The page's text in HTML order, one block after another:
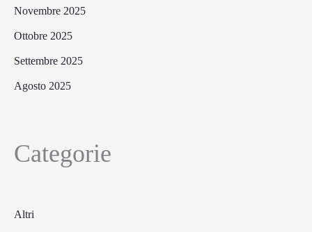
Novembre 2025
Ottobre 2025
Settembre 2025
Agosto 2025
Categorie
Altri